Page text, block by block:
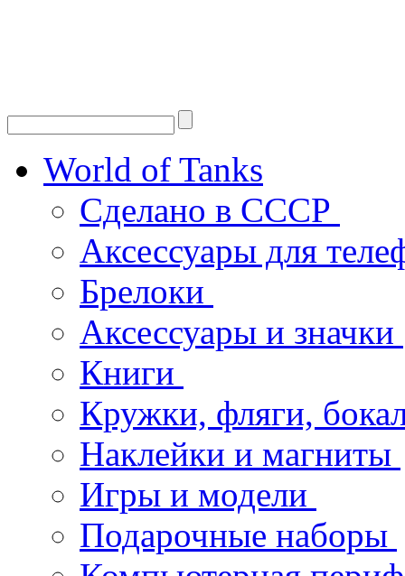
World of Tanks
Сделано в СССР
Аксессуары для
Брелоки
Аксессуары и значки
Книги
Кружки, фляги,
Наклейки и магниты
Игры и модели
Подарочные наборы